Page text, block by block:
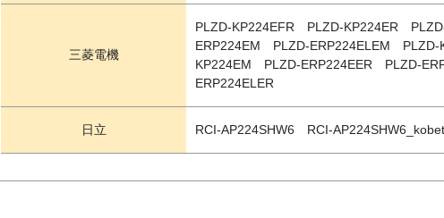
三菱電機
PLZD-KP224EFR PLZD-KP224ER
ERP224EM PLZD-ERP224ELEM
KP224EM PLZD-ERP224EER PLZD-
ERP224ELER
日立 RCI-AP224SHW6 RCI-